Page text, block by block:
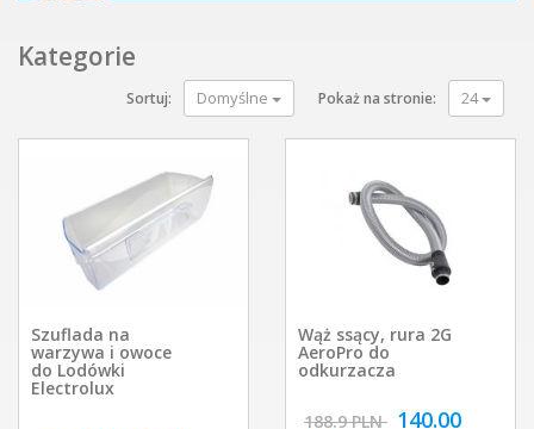
Kategorie
Sortuj: Domyślne Pokaż na stronie: 24
Szuflada na
warzywa i owoce
do Lodówki
Electrolux
Wąż ssący, rura 2G
AeroPro do
odkurzacza
188.9 PLN 140.00